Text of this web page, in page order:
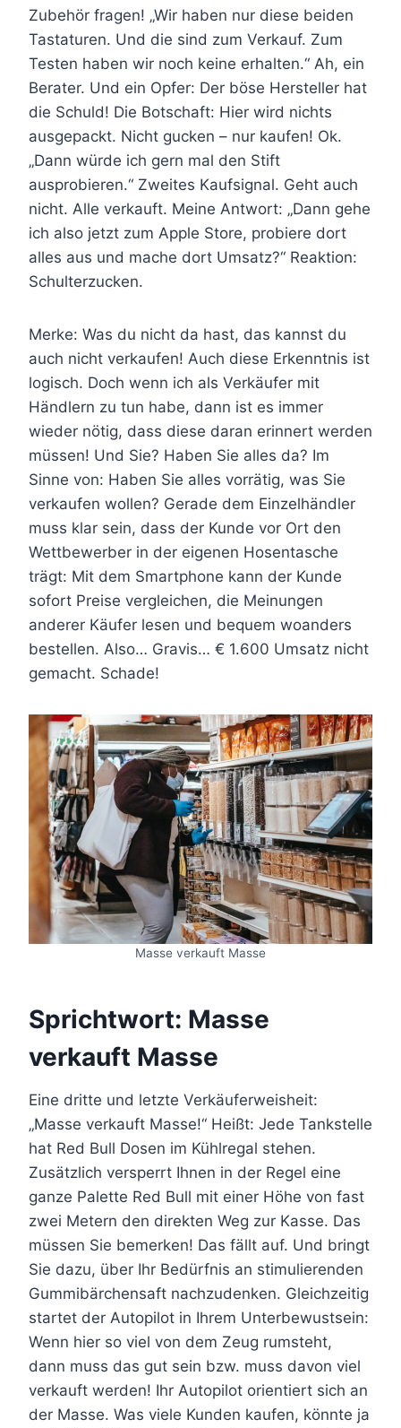
Zubehör fragen! „Wir haben nur diese beiden
Tastaturen. Und die sind zum Verkauf. Zum
Testen haben wir noch keine erhalten.“ Ah, ein
Berater. Und ein Opfer: Der böse Hersteller hat
die Schuld! Die Botschaft: Hier wird nichts
ausgepackt. Nicht gucken – nur kaufen! Ok.
„Dann würde ich gern mal den Stift
ausprobieren.“ Zweites Kaufsignal. Geht auch
nicht. Alle verkauft. Meine Antwort: „Dann gehe
ich also jetzt zum Apple Store, probiere dort
alles aus und mache dort Umsatz?“ Reaktion:
Schulterzucken.
Merke: Was du nicht da hast, das kannst du
auch nicht verkaufen! Auch diese Erkenntnis ist
logisch. Doch wenn ich als Verkäufer mit
Händlern zu tun habe, dann ist es immer
wieder nötig, dass diese daran erinnert werden
müssen! Und Sie? Haben Sie alles da? Im
Sinne von: Haben Sie alles vorrätig, was Sie
verkaufen wollen? Gerade dem Einzelhändler
muss klar sein, dass der Kunde vor Ort den
Wettbewerber in der eigenen Hosentasche
trägt: Mit dem Smartphone kann der Kunde
sofort Preise vergleichen, die Meinungen
anderer Käufer lesen und bequem woanders
bestellen. Also… Gravis… € 1.600 Umsatz nicht
gemacht. Schade!
Masse verkauft Masse
Sprichtwort: Masse
verkauft Masse
Eine dritte und letzte Verkäuferweisheit:
„Masse verkauft Masse!“ Heißt: Jede Tankstelle
hat Red Bull Dosen im Kühlregal stehen.
Zusätzlich versperrt Ihnen in der Regel eine
ganze Palette Red Bull mit einer Höhe von fast
zwei Metern den direkten Weg zur Kasse. Das
müssen Sie bemerken! Das fällt auf. Und bringt
Sie dazu, über Ihr Bedürfnis an stimulierenden
Gummibärchensaft nachzudenken. Gleichzeitig
startet der Autopilot in Ihrem Unterbewustsein:
Wenn hier so viel von dem Zeug rumsteht,
dann muss das gut sein bzw. muss davon viel
verkauft werden! Ihr Autopilot orientiert sich an
der Masse. Was viele Kunden kaufen, könnte ja